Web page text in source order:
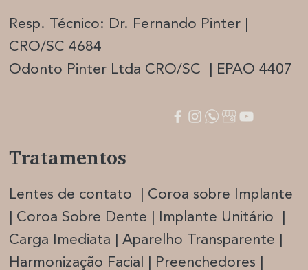
Resp. Técnico: Dr. Fernando Pinter |
CRO/SC 4684
Odonto Pinter Ltda CRO/SC | EPAO 4407
Tratamentos
Lentes de contato | Coroa sobre Implante
| Coroa Sobre Dente | Implante Unitário |
Carga Imediata |Aparelho Transparente |
Harmonização Facial | Preenchedores |